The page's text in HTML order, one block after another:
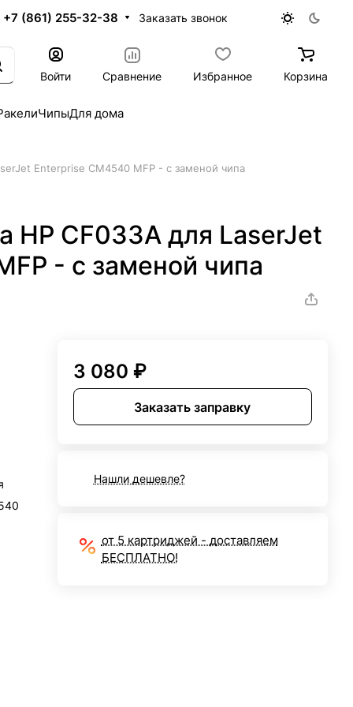
+7 (861) 255-32-38 Заказать звонок
Войти
Сравнение Избранное Корзина
ЧипыДля дома
Enterprise CM4540 MFP - с заменой чипа
HP CF033A для LaserJet
- с заменой чипа
3 080 ₽
Заказать заправку
Нашли дешевле?
от 5 картриджей - доставляем
БЕСПЛАТНО!